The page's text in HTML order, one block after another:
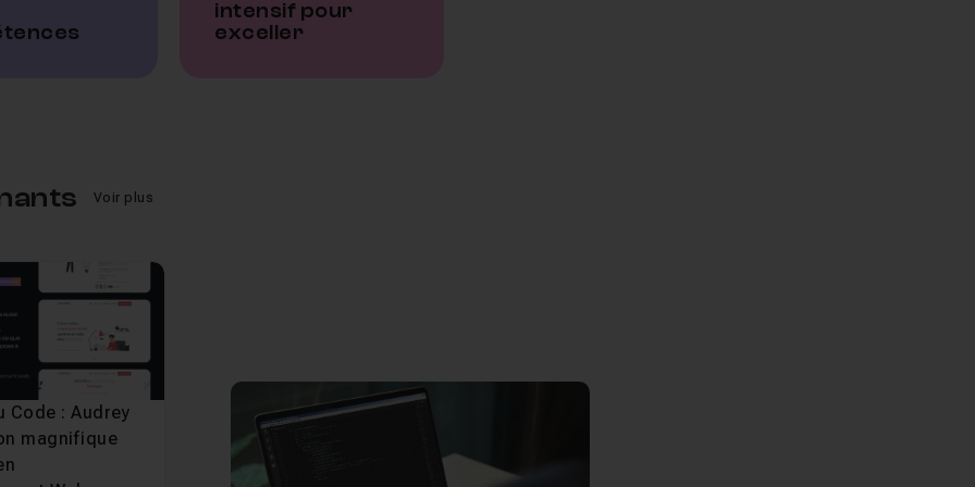
Élève sur le parcours
intensif pour
exceller
Voir plus
Code : Audrey
magnifique